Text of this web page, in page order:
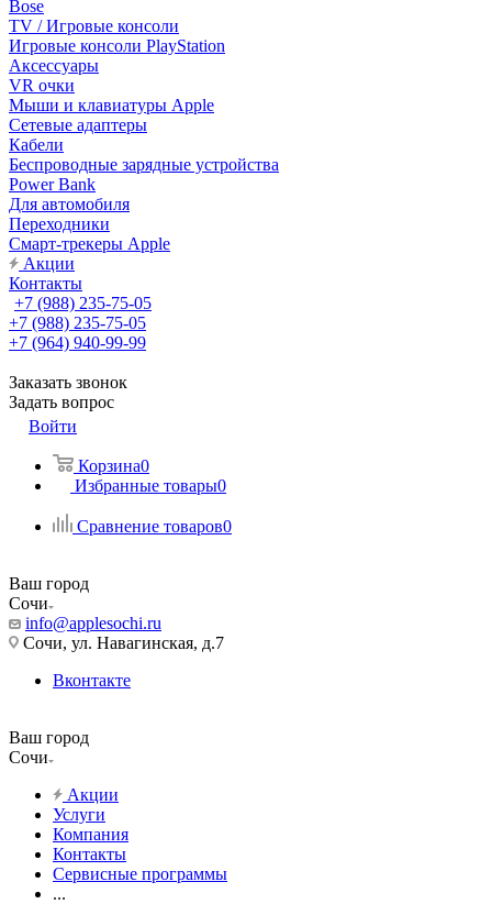
Bose
TV / Игровые консоли
Игровые консоли PlayStation
Аксессуары
VR очки
Мыши и клавиатуры Apple
Сетевые адаптеры
Кабели
Беспроводные зарядные устройства
Power Bank
Для автомобиля
Переходники
Смарт-трекеры Apple
Акции
Контакты
+7 (988) 235-75-05
+7 (988) 235-75-05
+7 (964) 940-99-99
Заказать звонок
Задать вопрос
Войти
Корзина0
Избранные товары0
Сравнение товаров0
Ваш город
Сочи
info@applesochi.ru
Сочи, ул. Навагинская, д.7
Вконтакте
Ваш город
Сочи
Акции
Услуги
Компания
Контакты
Сервисные программы
...